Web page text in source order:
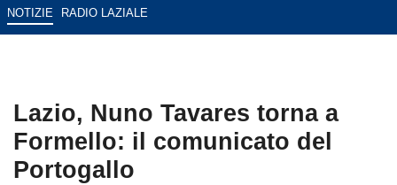
NOTIZIE RADIO LAZIALE
Lazio, Nuno Tavares torna a
Formello: il comunicato del
Portogallo